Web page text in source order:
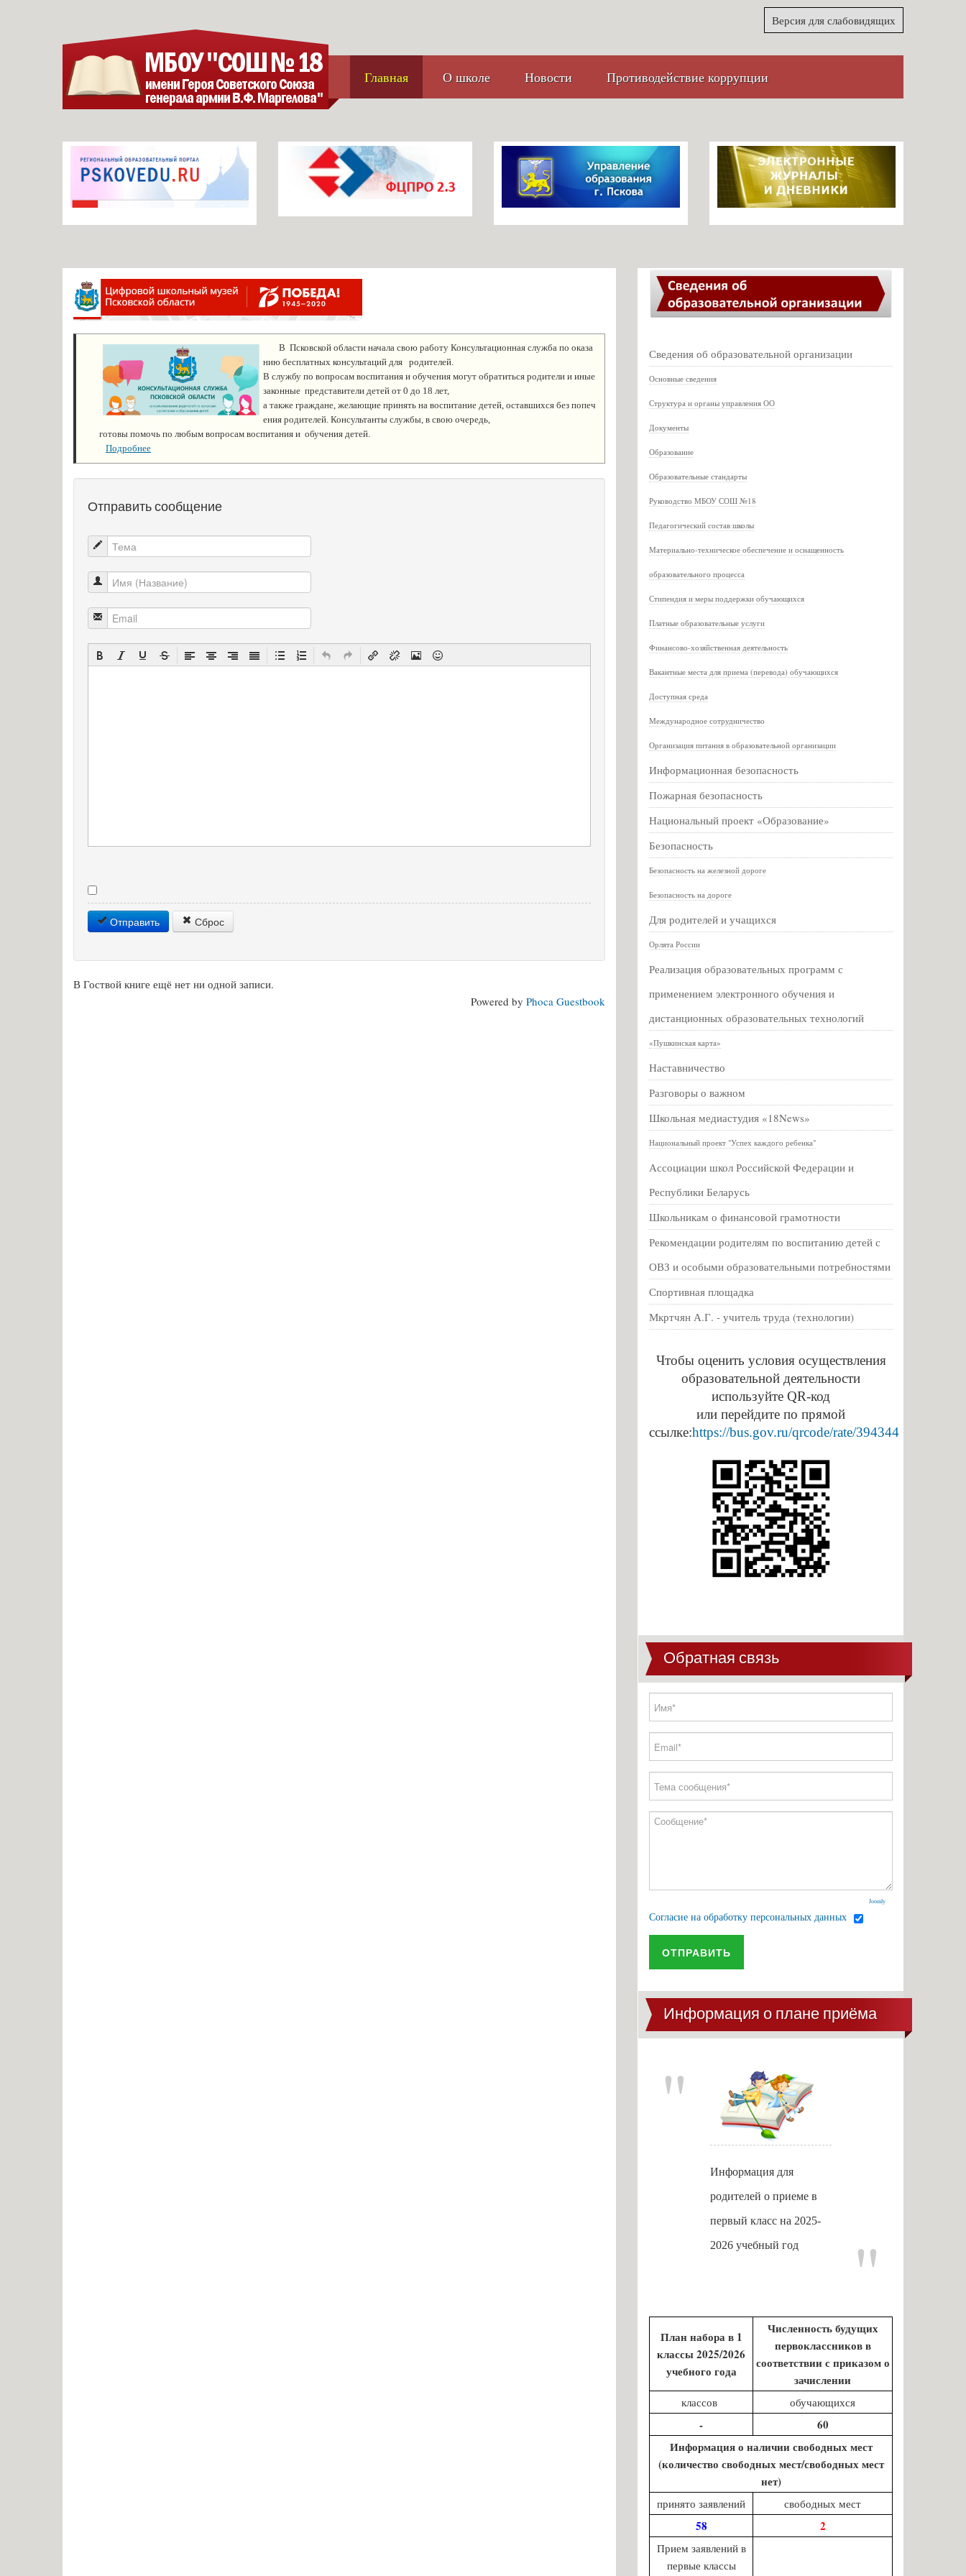
Версия для слабовидящих
Главная О школе Новости Противодействие коррупции
В  Псковской области начала свою работу Консультационная служба по оказа
нию бесплатных консультаций для   родителей.
В службу по вопросам воспитания и обучения могут обратиться родители и иные
законные  представители детей от 0 до 18 лет,
а также граждане, желающие принять на воспитание детей, оставшихся без попеч
ения родителей. Консультанты службы, в свою очередь,
готовы помочь по любым вопросам воспитания и  обучения детей.
Подробнее
Отправить сообщение
Тема
Имя (Название)
Email
Отправить Сброс
В Гоствой книге ещё нет ни одной записи.
Powered by Phoca Guestbook
Сведения об образовательной организации
Основные сведения
Структура и органы управления ОО
Документы
Образование
Образовательные стандарты
Руководство МБОУ СОШ №18
Педагогический состав школы
Материально-техническое обеспечение и оснащенность
образовательного процесса
Стипендия и меры поддержки обучающихся
Платные образовательные услуги
Финансово-хозяйственная деятельность
Вакантные места для приема (перевода) обучающихся
Доступная среда
Международное сотрудничество
Организация питания в образовательной организации
Информационная безопасность
Пожарная безопасность
Национальный проект «Образование»
Безопасность
Безопасность на железной дороге
Безопасность на дороге
Для родителей и учащихся
Орлята России
Реализация образовательных программ с
применением электронного обучения и
дистанционных образовательных технологий
«Пушкинская карта»
Наставничество
Разговоры о важном
Школьная медиастудия «18News»
Национальный проект "Успех каждого ребенка"
Ассоциации школ Российской Федерации и
Республики Беларусь
Школьникам о финансовой грамотности
Рекомендации родителям по воспитанию детей с
ОВЗ и особыми образовательными потребностями
Спортивная площадка
Мкртчян А.Г. - учитель труда (технологии)
Чтобы оценить условия осуществления
образовательной деятельности
используйте QR-код
или перейдите по прямой
ссылке:https://bus.gov.ru/qrcode/rate/394344
Обратная связь
Joomly
Согласие на обработку персональных данных
ОТПРАВИТЬ
Информация о плане приёма
Информация для
родителей о приеме в
первый класс на 2025-
2026 учебный год
План набора в 1
классы 2025/2026
учебного года
Численность будущих
первоклассников в
соответствии с приказом о
зачислении
классов обучающихся
-
60
Информация о наличии свободных мест
(количество свободных мест/свободных мест
нет)
принято заявлений свободных мест
58 2
Прием заявлений в
первые классы